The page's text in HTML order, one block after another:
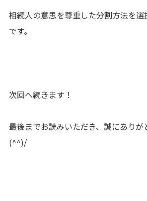
相続人の意思を尊重した分割方法を
です。
次回へ続きます！
最後までお読みいただき、誠にありが
(^^)/